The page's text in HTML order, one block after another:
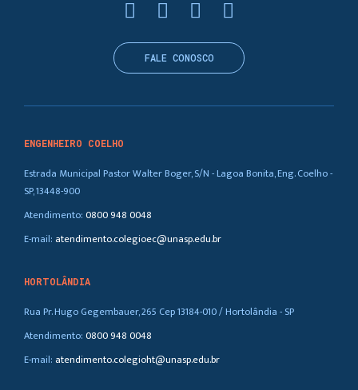
ENGENHEIRO COELHO
Estrada Municipal Pastor Walter Boger, S/N - Lagoa Bonita, Eng. Coelho -
SP, 13448-900
Atendimento:0800 948 0048
E-mail: atendimento.colegioec@unasp.edu.br
HORTOLÂNDIA
Rua Pr. Hugo Gegembauer, 265 Cep 13184-010 / Hortolândia - SP
Atendimento:0800 948 0048
E-mail: atendimento.colegioht@unasp.edu.br
FALE CONOSCO